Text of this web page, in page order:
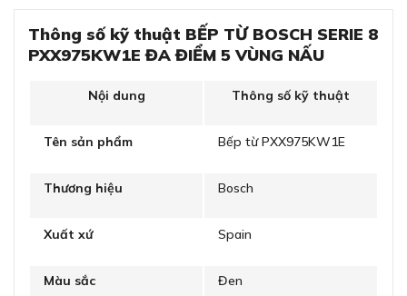
Thiết kế viền nhôm chắc chắn, bề mặt bếp sáng bóng
Kích thước của bếp từ Bosch PXX975KW1E là
Bếp từ Bosch PXX975KW1E có đến 5 vùng nấu cảm
nấu lớn.
Thông số kỹ thuật BẾP TỪ BOSCH SERIE 8
PXX975KW1E ĐA ĐIỂM 5 VÙNG NẤU
Nội dung Thông số kỹ thuật
Tên sản phẩm Bếp từ PXX975KW1E
Thương hiệu Bosch
Xuất xứ Spain
Màu sắc Đen